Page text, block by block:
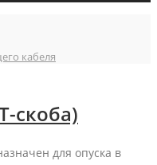
кабеля
скоба)
для опуска в